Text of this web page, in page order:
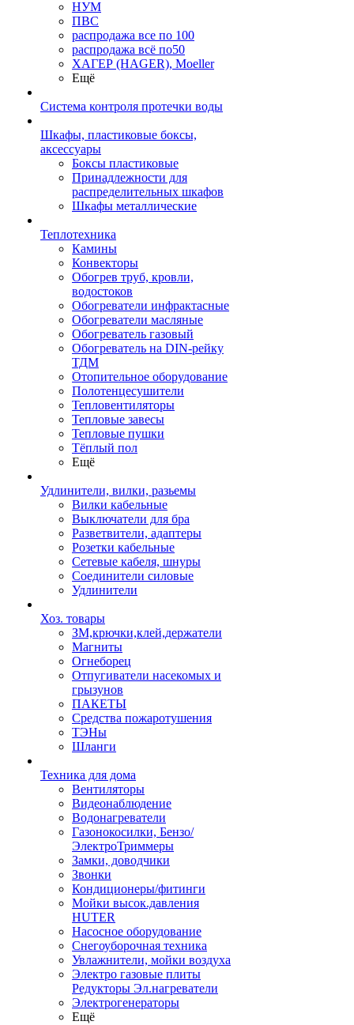
НУМ
ПВС
распродажа все по 100
распродажа всё по50
ХАГЕР (HAGER), Moeller
Ещё
Система контроля протечки воды
Шкафы, пластиковые боксы,
аксессуары
Боксы пластиковые
Принадлежности для
распределительных шкафов
Шкафы металлические
Теплотехника
Камины
Конвекторы
Обогрев труб, кровли,
водостоков
Обогреватели инфрактасные
Обогреватели масляные
Обогреватель газовый
Обогреватель на DIN-рейку
ТДМ
Отопительное оборудование
Полотенцесушители
Тепловентиляторы
Тепловые завесы
Тепловые пушки
Тёплый пол
Ещё
Удлинители, вилки, разьемы
Вилки кабельные
Выключатели для бра
Разветвители, адаптеры
Розетки кабельные
Сетевые кабеля, шнуры
Соединители силовые
Удлинители
Хоз. товары
ЗМ,крючки,клей,держатели
Магниты
Огнеборец
Отпугиватели насекомых и
грызунов
ПАКЕТЫ
Средства пожаротушения
ТЭНы
Шланги
Техника для дома
Вентиляторы
Видеонаблюдение
Водонагреватели
Газонокосилки, Бензо/
ЭлектроТриммеры
Замки, доводчики
Звонки
Кондиционеры/фитинги
Мойки высок.давления
HUTER
Насосное оборудование
Снегоуборочная техника
Увлажнители, мойки воздуха
Электро газовые плиты
Редукторы Эл.нагреватели
Электрогенераторы
Ещё